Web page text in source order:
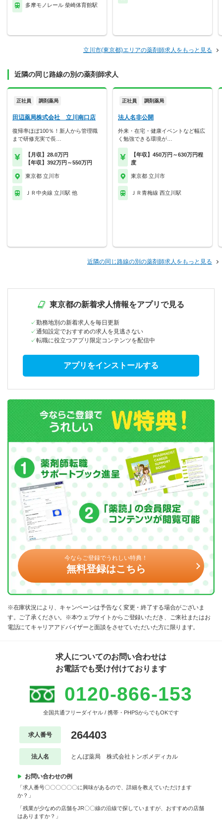
多摩モノレール 柴崎体育館駅
立川市(東京都)エリアの薬剤師求人をもっと見る
近隣の同じ路線の別の薬剤師求人
正社員 調剤薬局
田辺薬局株式会社 立川南口店
復帰率ほぼ100％！新人から管理職
まで研修充実で長…
【月収】28.0万円
【年収】392万円～550万円
東京都 立川市
ＪＲ中央線 立川駅 他
正社員 調剤薬局
法人名非公開
外来・在宅・健康イベントなど幅広
く勉強できる環境が…
【年収】450万円～630万円程
度
東京都 立川市
ＪＲ青梅線 西立川駅
近隣の同じ路線の別の薬剤師求人をもっと見る
東京都の新着求人情報をアプリで見る
勤務地別の新着求人を毎日更新
通知設定でおすすめの求人を見逃さない
転職に役立つアプリ限定コンテンツを配信中
アプリをインストールする
今ならご登録でうれしい特典！
無料登録はこちら
※在庫状況により、キャンペーンは予告なく変更・終了する場合がございま
す。ご了承ください。※本ウェブサイトからご登録いただき、ご来社またはお
電話にてキャリアアドバイザーと面談をさせていただいた方に限ります。
求人についてのお問い合わせは
お電話でも受け付けております
0120-866-153
全国共通フリーダイヤル / 携帯・PHPSからでもOKです
求人番号 264403
法人名 とんぼ薬局 株式会社トンボメディカル
お問い合わせの例
「求人番号〇〇〇〇〇〇に興味があるので、詳細を教えていただけます
か？」
「残業が少なめの店舗をJR〇〇線の沿線で探していますが、おすすめの店舗
はありますか？」